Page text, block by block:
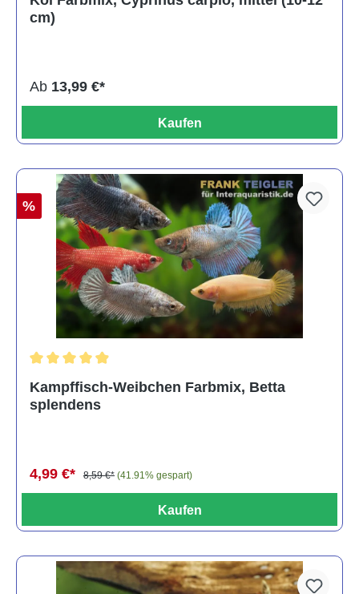
cm)
Ab 13,99 €*
Kaufen
%
Kampffisch-Weibchen Farbmix, Betta
splendens
4,99 €* 8,59 €* (41.91% gespart)
Kaufen